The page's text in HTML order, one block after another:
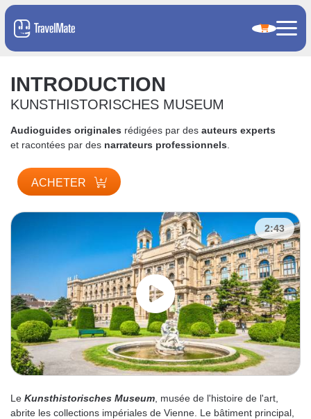
INTRODUCTION
KUNSTHISTORISCHES MUSEUM
Audioguides originales rédigées par des auteurs experts
et racontées par des narrateurs professionnels
ACHETER
2:43
Le Kunsthistorisches Museum , musée de l'histoire de l'art,
abrite les collections impériales de Vienne. Le bâtiment principal,